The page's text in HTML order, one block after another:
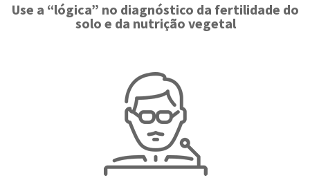
Use a “lógica” no diagnóstico da fertilidade do
solo e da nutrição vegetal